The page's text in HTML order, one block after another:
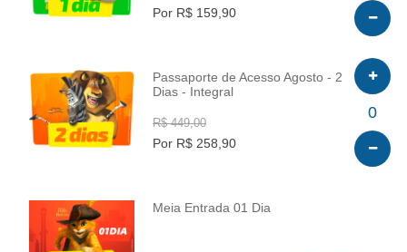
Por R$ 159,90
INFO
Passaporte de Acesso Agosto - 2
Dias - Integral
R$ 449,00
Por R$ 258,90
0
INFO
Meia Entrada 01 Dia